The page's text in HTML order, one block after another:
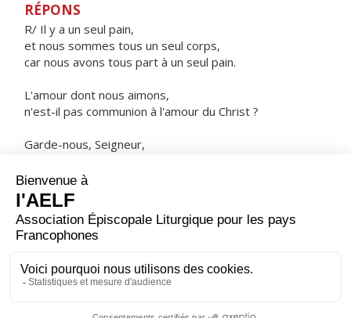
RÉPONS
R/ Il y a un seul pain,
et nous sommes tous un seul corps,
car nous avons tous part à un seul pain.
L'amour dont nous aimons,
n'est-il pas communion à l'amour du Christ ?
Garde-nous, Seigneur,
ORAISON
Fais-nous vivre à tout moment, Seigneur, dans l'amour
de guider ceux que tu enracines solidement dans ton
amour.